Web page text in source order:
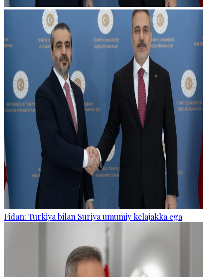
Fidan: Turkiya bilan Suriya umumiy kelajakka ega